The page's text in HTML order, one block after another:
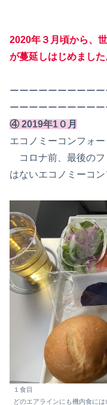
2020年３月頃から、
が蔓延しはじめました
ーーーーーーーーー
ーーーーーーーーー
④ 2019年1０月
エコノミーコンフォ
コロナ前、最後のフ
はないエコノミーコン
１食目
どのエアラインにも機内食に